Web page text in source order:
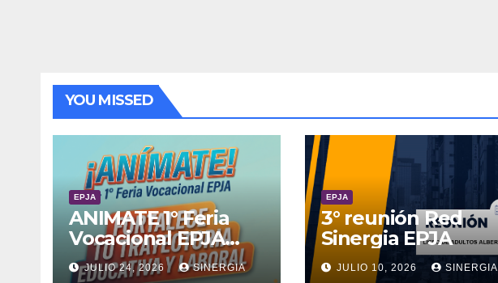
YOU MISSED
EPJA
ANIMATE 1° Feria
Vocacional EPJA
2026
JULIO 24, 2026 SINERGIA
EPJA
3° reunión Red
Sinergia EPJA
JULIO 10, 2026 SINERGIA